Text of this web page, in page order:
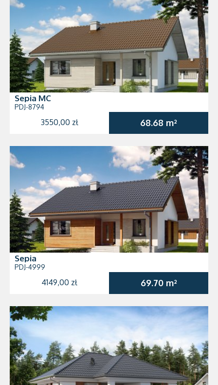
Sepia MC
PDJ-8794
3550,00 zł 68.68 m²
Sepia
PDJ-4999
4149,00 zł 69.70 m²